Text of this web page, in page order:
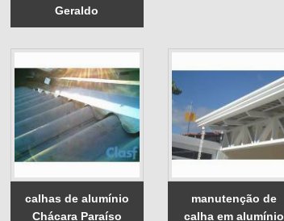
Geraldo
calhas de alumínio
Chácara Paraíso
manutenção de
calha em alumínio